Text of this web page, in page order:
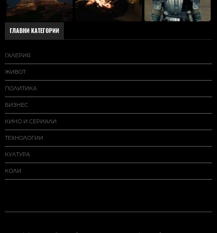
ГЛАВНИ КАТЕГОРИИ
ГАЛЕРИЯ
ЖИВОТ
ПОЛИТИКА
БИЗНЕС
КИНО И СЕРИАЛИ
ТЕХНОЛОГИИ
КУЛТУРА
КОЛИ